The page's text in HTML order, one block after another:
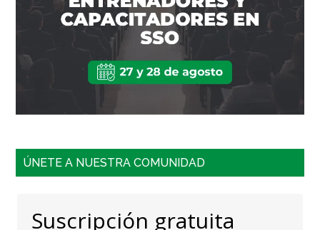
ÚNETE A NUESTRA COMUNIDAD
Suscripción gratuita